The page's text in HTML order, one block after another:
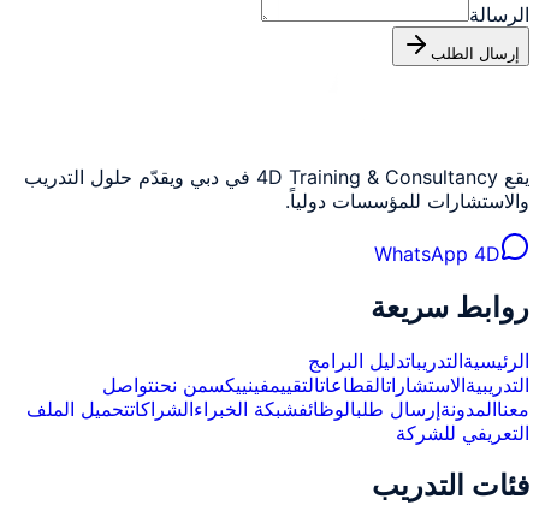
الرسالة
إرسال الطلب
يقع 4D Training & Consultancy في دبي ويقدّم حلول التدريب
والاستشارات للمؤسسات دولياً.
WhatsApp 4D
روابط سريعة
الرئيسيةالتدريباتدليل البرامج
التدريبيةالاستشاراتالقطاعاتالتقييمفينييكسمن نحنتواصل
معناالمدونةإرسال طلبالوظائفشبكة الخبراءالشراكاتتحميل الملف
التعريفي للشركة
فئات التدريب